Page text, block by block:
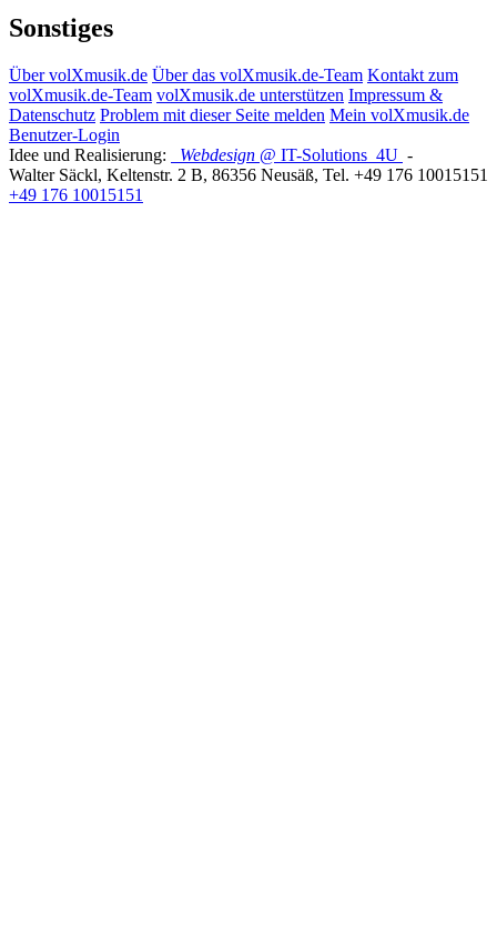
Sonstiges
Über volXmusik.de Über das volXmusik.de-Team Kontakt zum
volXmusik.de-Team volXmusik.de unterstützen Impressum &
Datenschutz Problem mit dieser Seite melden Mein volXmusik.de
Benutzer-Login
Idee und Realisierung:
Webdesign @ IT-Solutions 4U -
Walter Säckl, Keltenstr. 2 B, 86356 Neusäß, Tel. +49 176 10015151
+49 176 10015151